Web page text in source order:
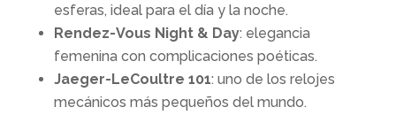
esferas, ideal para el día y la noche.
Rendez-Vous Night & Day: elegancia
femenina con complicaciones poéticas.
Jaeger-LeCoultre 101: uno de los relojes
mecánicos más pequeños del mundo.